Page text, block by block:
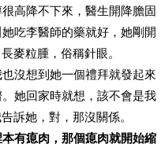
高降不下來，醫生開降膽固
吃李醫師的藥就好，她剛開
麥粒腫，俗稱針眼。
沒想到她一個禮拜就發起來
她回家時就想，該不會是我
訴她，對，那沒關係。
有瘜肉，那個瘜肉就開始縮